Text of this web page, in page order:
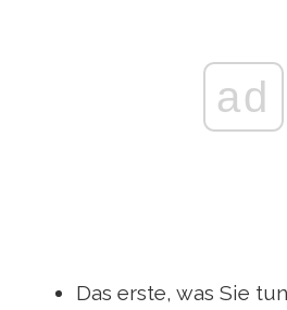
ad
Das erste, was Sie